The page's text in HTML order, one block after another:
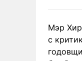
Мэр
с